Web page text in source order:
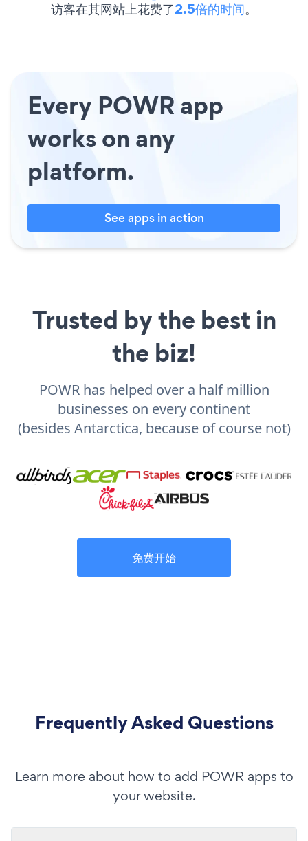
访客在其网站上花费了2.5倍的时间。
Every POWR app
works on any
platform.
See apps in action
Trusted by the best in
the biz!
POWR has helped over a half million
businesses on every continent
(besides Antarctica, because of course not)
免费开始
Frequently Asked Questions
Learn more about how to add POWR apps to
your website.